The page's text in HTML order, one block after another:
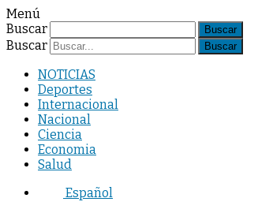
Menú
Buscar
Buscar
NOTICIAS
Deportes
Internacional
Nacional
Ciencia
Economia
Salud
Español